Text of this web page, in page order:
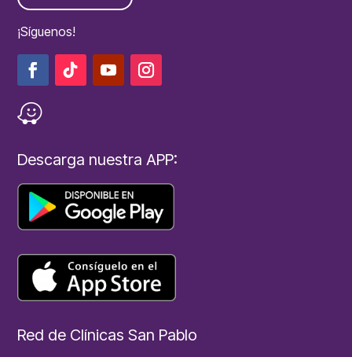
¡Síguenos!
Descarga nuestra APP:
Red de Clínicas San Pablo